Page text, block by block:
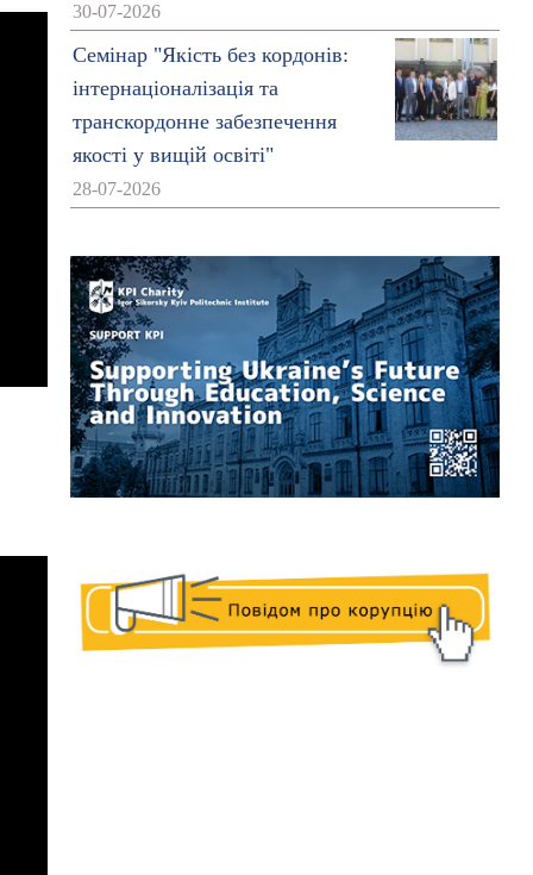
30-07-2026
Семінар "Якість без кордонів:
інтернаціоналізація та
транскордонне забезпечення
якості у вищій освіті"
28-07-2026